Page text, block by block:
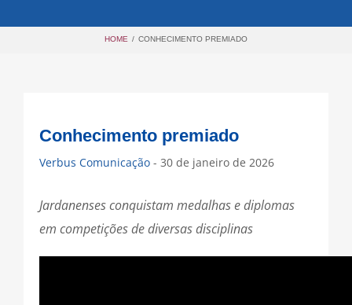
HOME / CONHECIMENTO PREMIADO
Conhecimento premiado
Verbus Comunicação - 30 de janeiro de 2026
Jardanenses conquistam medalhas e diplomas
em competições de diversas disciplinas